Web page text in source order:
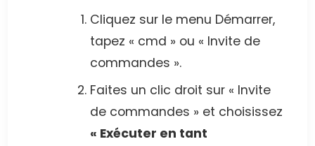
Cliquez sur le menu Démarrer,
tapez « cmd » ou « Invite de
commandes ».
Faites un clic droit sur « Invite
de commandes » et choisissez
« Exécuter en tant